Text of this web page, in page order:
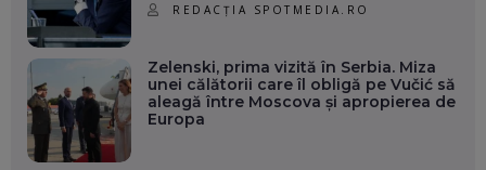
REDACȚIA SPOTMEDIA.RO
Zelenski, prima vizită în Serbia. Miza
unei călătorii care îl obligă pe Vučić să
aleagă între Moscova și apropierea de
Europa